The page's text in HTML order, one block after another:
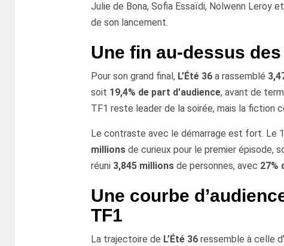
Julie de Bona, Sofia Essaïdi, Nolwenn Leroy
de son lancement.
Une fin au-dessus
Pour son grand final, L’Été 36a rassemblé
soit 19,4% de part d’audience, avant de
TF1 reste leader de la soirée, mais la fiction
Le contraste avec le démarrage est fort. Le
millionsde curieux pour le premier épisode,
réuni 3,845 millionsde personnes, avec 27%
Une courbe
TF1
La trajectoire de L’Été 36ressemble à celle